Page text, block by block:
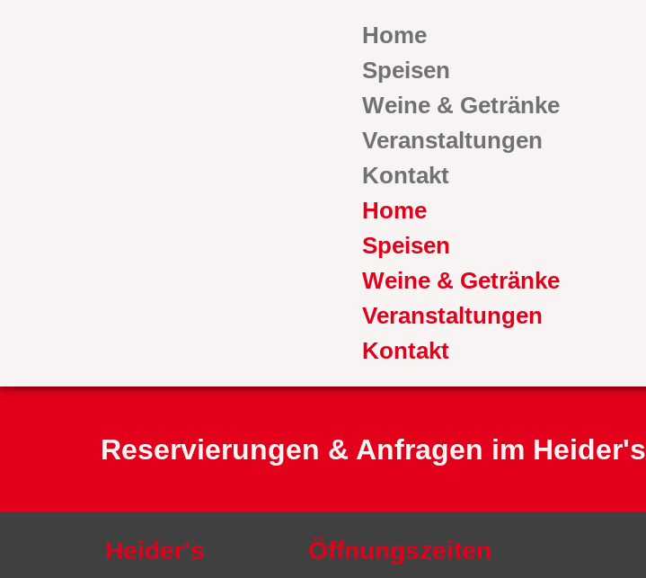
Home
Speisen
Weine & Getränke
Veranstaltungen
Kontakt
Home
Speisen
Weine & Getränke
Veranstaltungen
Kontakt
Reservierungen & Anfragen im Heider's
Heider's Öffnungszeiten